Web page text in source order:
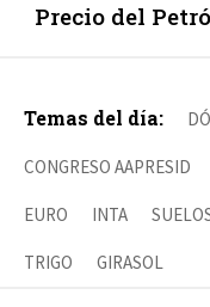
Precio del
Temas del día:
CONGRESO AAPRESID
EURO INTA
TRIGO GIRASOL